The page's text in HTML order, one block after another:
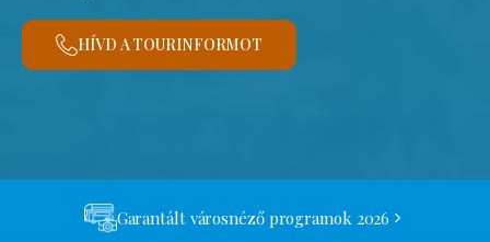
HÍVD A TOURINFORMOT
Garantált városnéző programok 2026